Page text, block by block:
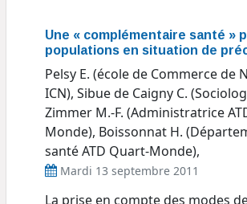
Une « complémentaire santé »
populations en situation de
Pelsy E. (école de Commerce de
ICN), Sibue de Caigny C.
Zimmer M.-F. (Administratrice
Monde), Boissonnat H.
santé ATD Quart-Monde),
Mardi 13 septembre 2011
La prise en compte des modes